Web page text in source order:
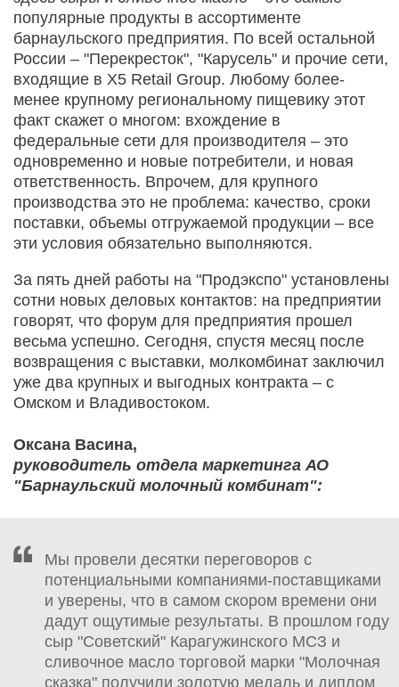
популярные продукты в ассортименте
барнаульского предприятия. По всей остальной
России – "Перекресток", "Карусель" и прочие сети,
входящие в X5 Retail Group. Любому более-
менее крупному региональному пищевику этот
факт скажет о многом: вхождение в
федеральные сети для производителя – это
одновременно и новые потребители, и новая
ответственность. Впрочем, для крупного
производства это не проблема: качество, сроки
поставки, объемы отгружаемой продукции – все
эти условия обязательно выполняются.
За пять дней работы на "Продэкспо" установлены
сотни новых деловых контактов: на предприятии
говорят, что форум для предприятия прошел
весьма успешно. Сегодня, спустя месяц после
возвращения с выставки, молкомбинат заключил
уже два крупных и выгодных контракта – с
Омском и Владивостоком.
Оксана Васина,
руководитель отдела маркетинга АО
"Барнаульский молочный комбинат":
Мы провели десятки переговоров с
потенциальными компаниями-поставщиками
и уверены, что в самом скором времени они
дадут ощутимые результаты. В прошлом году
сыр "Советский" Карагужинского МСЗ и
сливочное масло торговой марки "Молочная
сказка" получили золотую медаль и диплом